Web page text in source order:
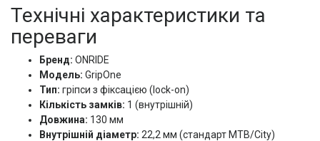
Технічні характеристики та
переваги
Бренд: ONRIDE
Модель: GripOne
Тип: гріпси з фіксацією (lock-on)
Кількість замків: 1 (внутрішній)
Довжина: 130 мм
Внутрішній діаметр: 22,2 мм (стандарт MTB/City)